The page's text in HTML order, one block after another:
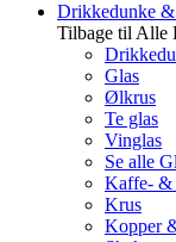
Drikkedunke
Tilbage til Alle
Glas
Ølkrus
Te glas
Vinglas
Se alle
Kaffe- &
Krus
Kopper